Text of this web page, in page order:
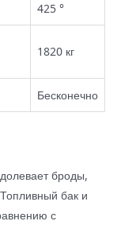
425 °
1820 кг
Бесконечно
броды,
бак и
с